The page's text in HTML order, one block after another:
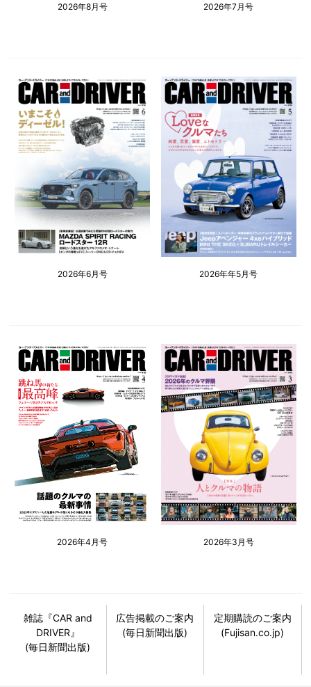
2026年8月号 2026年7月号
2026年6月号 2026年年5月号
2026年4月号 2026年3月号
雑誌『CAR and
DRIVER』
(毎日新聞出版)
広告掲載のご案内
(毎日新聞出版)
定期購読のご案内
(Fujisan.co.jp)